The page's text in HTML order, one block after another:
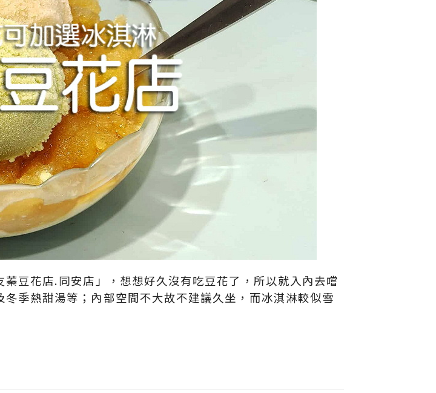
豆花店.同安店」，想想好久沒有吃豆花了，所以就入內去嚐
季熱甜湯等；內部空間不大故不建議久坐，而冰淇淋較似雪